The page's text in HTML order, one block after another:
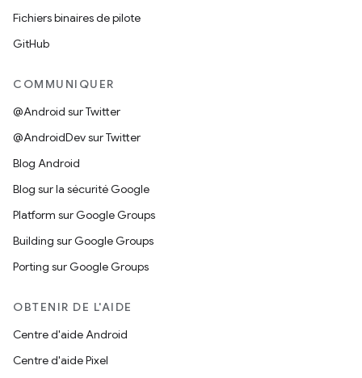
Fichiers binaires de pilote
GitHub
COMMUNIQUER
@Android sur Twitter
@AndroidDev sur Twitter
Blog Android
Blog sur la sécurité Google
Platform sur Google Groups
Building sur Google Groups
Porting sur Google Groups
OBTENIR DE L'AIDE
Centre d'aide Android
Centre d'aide Pixel